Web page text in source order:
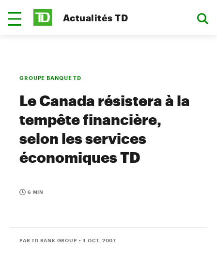
Actualités TD
GROUPE BANQUE TD
Le Canada résistera à la
tempête financière,
selon les services
économiques TD
6 MIN
PAR TD BANK GROUP • 4 OCT. 2007